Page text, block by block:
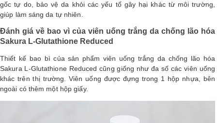
gốc tự do, bảo vệ da khỏi các yếu tố gây hại khác từ môi trường,
giúp làm sáng da tự nhiên.
Đánh giá về bao vì của viên uống trắng da chống lão hóa
Sakura L-Glutathione Reduced
Thiết kế bao bì của sản phẩm viên uống trắng da chống lão hóa
Sakura L-Glutathione Reduced cũng giống như đa số các viên uống
khác trên thị trường. Viên uống được đựng trong 1 hộp nhựa, bên
ngoài có thêm một hộp giấy.